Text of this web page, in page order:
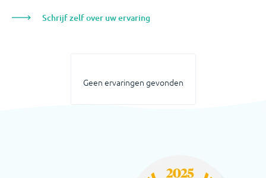
Schrijf zelf over uw ervaring
Geen ervaringen gevonden